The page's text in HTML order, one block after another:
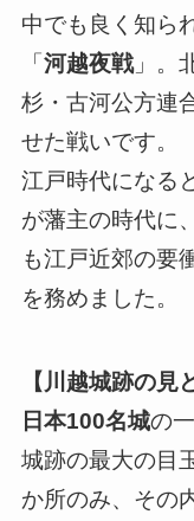
中でも良く知ら
「 河越夜戦」。
杉・古河公方連
せた戦いです。
江戸時代になる
が藩主の時代に
も江戸近郊の要
を務めました。
【川越城跡の見
日本100名城の一
城跡の最大の目
か所のみ、その